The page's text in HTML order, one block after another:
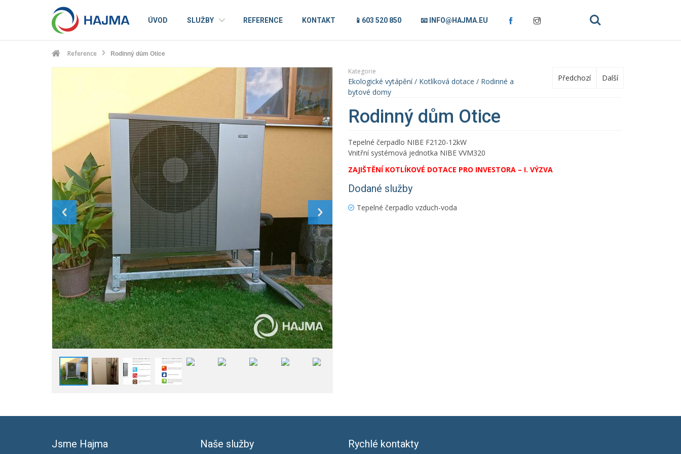
ÚVOD SLUŽBY REFERENCE KONTAKT 📱603 520 850 📧 INFO@HAJMA.EU
Search
Reference Rodinný dům Otice
Kategorie
Ekologické vytápění / Kotlíková dotace / Rodinné a
bytové domy
Předchozí Další
Rodinný dům Otice
Tepelné čerpadlo NIBE F2120-12kW
Vnitřní systémová jednotka NIBE VVM320
ZAJIŠTĚNÍ KOTLÍKOVÉ DOTACE PRO INVESTORA – I. VÝZVA
Dodané služby
Tepelné čerpadlo vzduch-voda
Jsme Hajma Naše služby Rychlé kontakty